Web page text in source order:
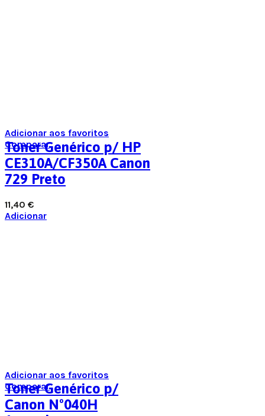
Adicionar aos favoritos
Comparar
Toner Genérico p/ HP
CE310A/CF350A Canon
729 Preto
11,40 €
Adicionar
Adicionar aos favoritos
Comparar
Toner Genérico p/
Canon Nº040H